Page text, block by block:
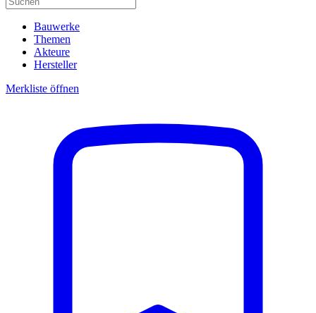
Bauwerke
Themen
Akteure
Hersteller
Merkliste öffnen